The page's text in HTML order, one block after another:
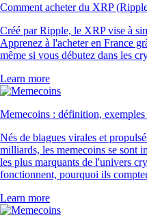
Comment acheter du XRP
Créé par Ripple, le XRP vise à
Apprenez à l'acheter en France
même si vous débutez dans les
Learn more
Memecoins : définition,
Nés de blagues virales et
milliards, les memecoins se sont
les plus marquants de l'univers
fonctionnent, pourquoi ils
Learn more